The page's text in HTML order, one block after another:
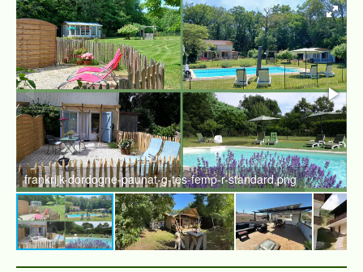
frankrijk-dordogne-paunat-g-tes-femp-r-standard.png